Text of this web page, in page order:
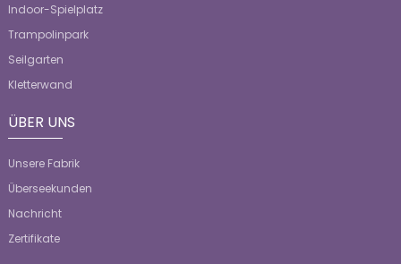
Indoor-Spielplatz
Trampolinpark
Seilgarten
Kletterwand
ÜBER UNS
Unsere Fabrik
Überseekunden
Nachricht
Zertifikate